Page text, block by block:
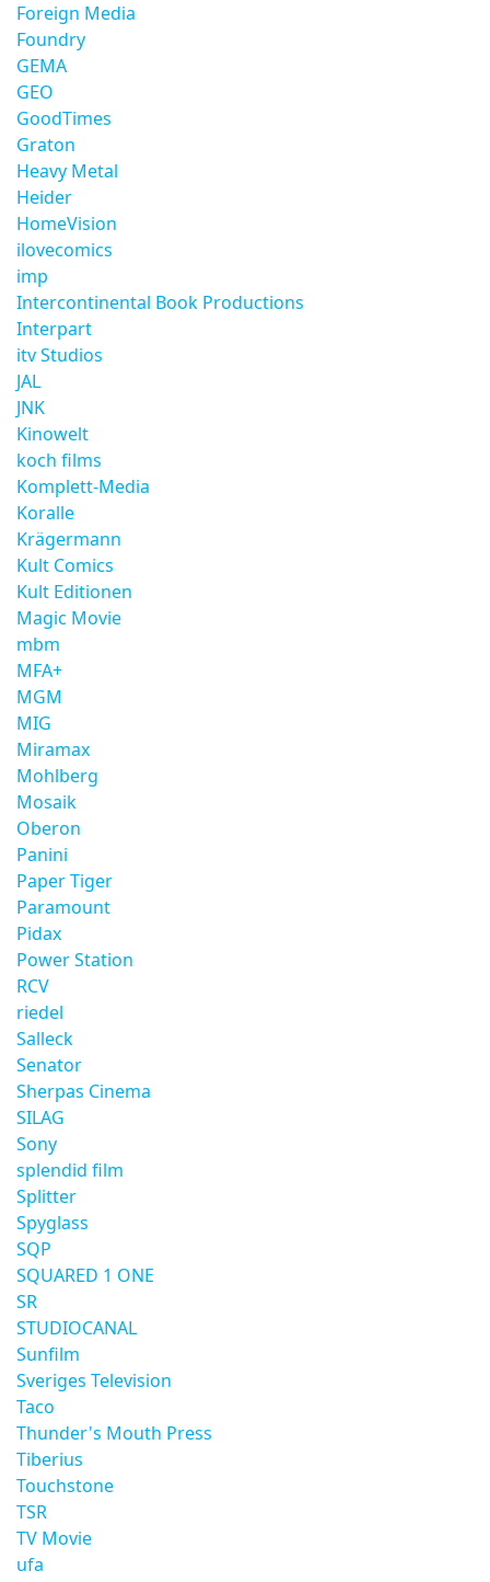
Foreign Media
Foundry
GEMA
GEO
GoodTimes
Graton
Heavy Metal
Heider
HomeVision
ilovecomics
imp
Intercontinental Book Productions
Interpart
itv Studios
JAL
JNK
Kinowelt
koch films
Komplett-Media
Koralle
Krägermann
Kult Comics
Kult Editionen
Magic Movie
mbm
MFA+
MGM
MIG
Miramax
Mohlberg
Mosaik
Oberon
Panini
Paper Tiger
Paramount
Pidax
Power Station
RCV
riedel
Salleck
Senator
Sherpas Cinema
SILAG
Sony
splendid film
Splitter
Spyglass
SQP
SQUARED 1 ONE
SR
STUDIOCANAL
Sunfilm
Sveriges Television
Taco
Thunder's Mouth Press
Tiberius
Touchstone
TSR
TV Movie
ufa